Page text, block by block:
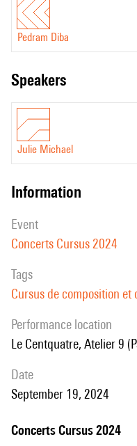
Pedram Diba
speakers
Julie Michael
information
event
Concerts Cursus 2024
Tags
Cursus de composition
performance location
Le Centquatre, Atelier 9
date
September 19, 2024
Concerts Cursus 2024